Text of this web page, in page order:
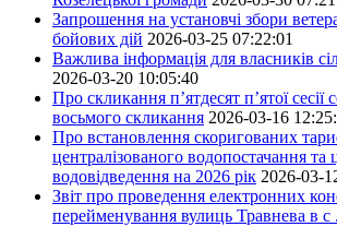
Запрошення на установчі збори
бойових дій 2026-03-25 07:22:01
Важлива інформація для власників
2026-03-20 10:05:40
Про скликання п’ятдесят п’ятої сесії
восьмого скликання 2026-03-16
Про встановлення скоригованих
централізованого водопостачання та
водовідведення на 2026 рік 2026-03-
Звіт про проведення електронних
перейменування вулиць Травнева в